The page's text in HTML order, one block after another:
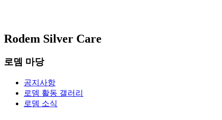
Rodem Silver Care
로뎀 마당
공지사항
로뎀 활동 갤러리
로뎀 소식